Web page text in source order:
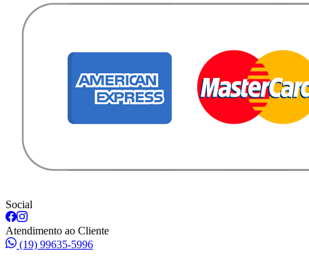
Social
Atendimento ao Cliente
(19) 99635-5996